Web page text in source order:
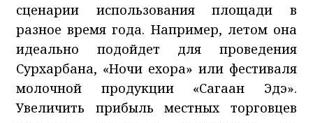
сценарии использования площади в
разное время года. Например, летом она
идеально подойдет для проведения
Сурхарбана, «Ночи ехора» или фестиваля
молочной продукции «Сагаан Эдэ».
Увеличить прибыль местных торговцев